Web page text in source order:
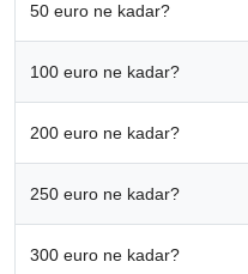
50 euro ne kadar?
100 euro ne kadar?
200 euro ne kadar?
250 euro ne kadar?
300 euro ne kadar?